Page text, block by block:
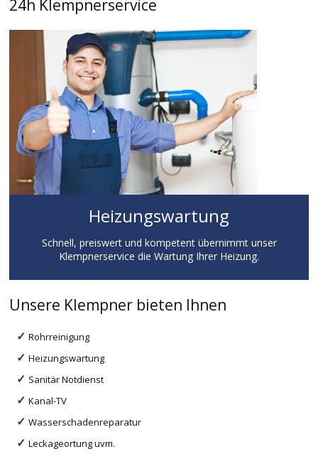
24h Klempnerservice
Heizungswartung
Schnell, preiswert und kompetent übernimmt unser
Klempnerservice die Wartung Ihrer Heizung.
Unsere Klempner bieten Ihnen
Rohrreinigung
Heizungswartung
Sanitär Notdienst
Kanal-TV
Wasserschadenreparatur
Leckageortung uvm.